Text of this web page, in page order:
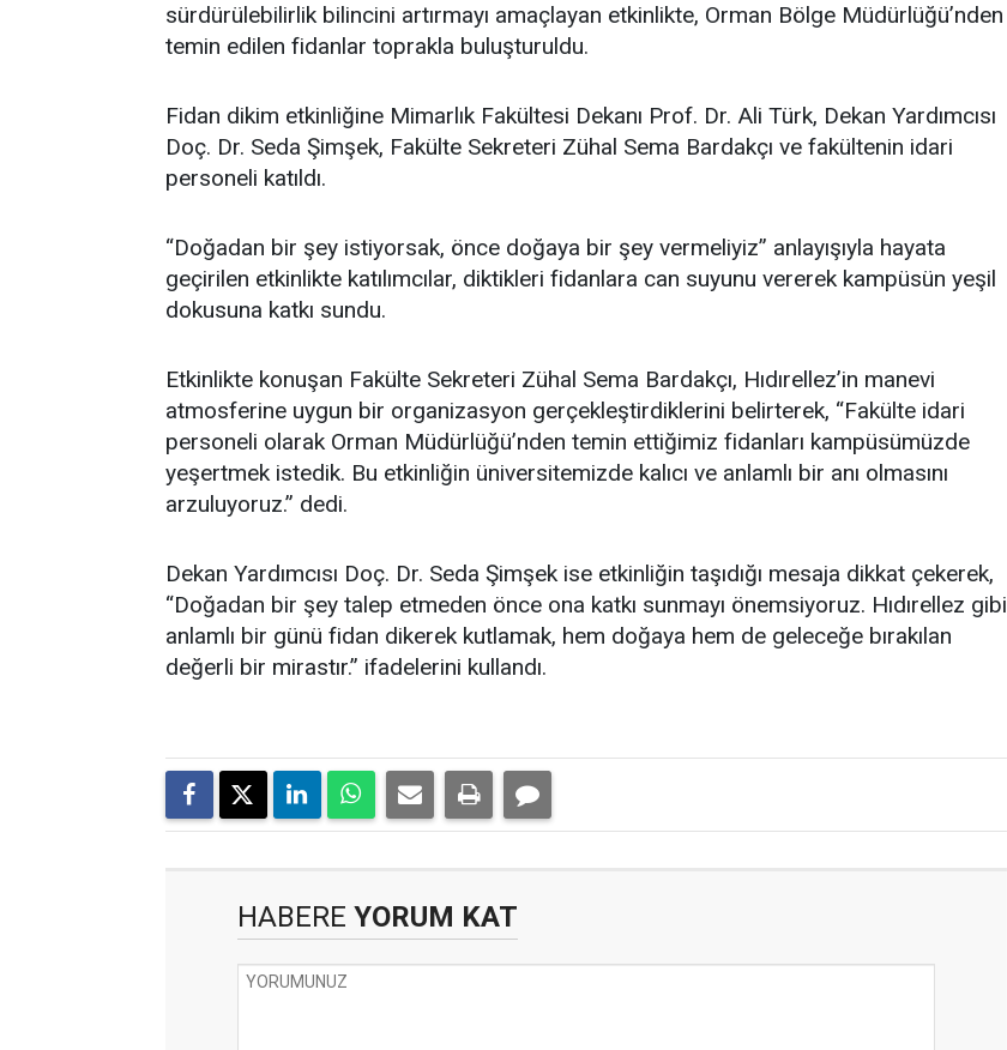
sürdürülebilirlik bilincini artırmayı amaçlayan etkinlikte, Orman Bölge Müdürlüğü’nden
temin edilen fidanlar toprakla buluşturuldu.
Fidan dikim etkinliğine Mimarlık Fakültesi Dekanı Prof. Dr. Ali Türk, Dekan Yardımcısı
Doç. Dr. Seda Şimşek, Fakülte Sekreteri Zühal Sema Bardakçı ve fakültenin idari
personeli katıldı.
“Doğadan bir şey istiyorsak, önce doğaya bir şey vermeliyiz” anlayışıyla hayata
geçirilen etkinlikte katılımcılar, diktikleri fidanlara can suyunu vererek kampüsün yeşil
dokusuna katkı sundu.
Etkinlikte konuşan Fakülte Sekreteri Zühal Sema Bardakçı, Hıdırellez’in manevi
atmosferine uygun bir organizasyon gerçekleştirdiklerini belirterek, “Fakülte idari
personeli olarak Orman Müdürlüğü’nden temin ettiğimiz fidanları kampüsümüzde
yeşertmek istedik. Bu etkinliğin üniversitemizde kalıcı ve anlamlı bir anı olmasını
arzuluyoruz.” dedi.
Dekan Yardımcısı Doç. Dr. Seda Şimşek ise etkinliğin taşıdığı mesaja dikkat çekerek,
“Doğadan bir şey talep etmeden önce ona katkı sunmayı önemsiyoruz. Hıdırellez gibi
anlamlı bir günü fidan dikerek kutlamak, hem doğaya hem de geleceğe bırakılan
değerli bir mirastır.” ifadelerini kullandı.
HABERE YORUM KAT